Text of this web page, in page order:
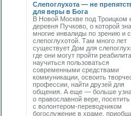
Слепоглухота — не
для веры в Бога
В Новой Москве под Троицком
деревня Пучково, о которой
многие инвалиды по зрению и
слепоглухотой. Там много лет
существует Дом для
где они могут пройти
научиться пользоваться
современными средствами
коммуникации, освоить
профессии, найти друзей для
общения. А еще — больше
о православной вере, посетить
с волонтером-переводчиком
богослужение в храме,